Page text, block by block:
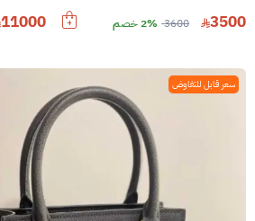
3500
3600 2% خصم 11000
سعر قابل للتفاوض